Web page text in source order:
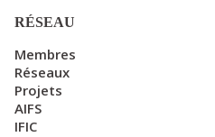
RÉSEAU
Membres
Réseaux
Projets
AIFS
IFIC